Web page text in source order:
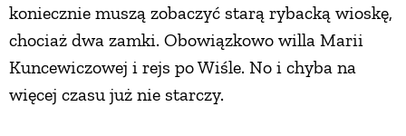
koniecznie muszą zobaczyć starą rybacką wioskę,
chociaż dwa zamki. Obowiązkowo willa Marii
Kuncewiczowej i rejs po Wiśle. No i chyba na
więcej czasu już nie starczy.